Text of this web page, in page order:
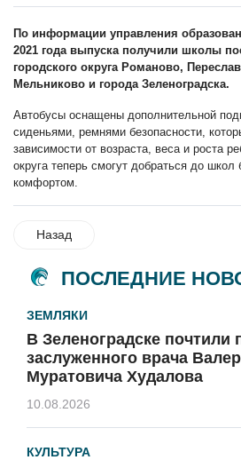
По информации управления
2021 года выпуска получили школы
городского округа Романово,
Мельниково и города Зеленоградска.
Автобусы оснащены дополнительной
сиденьями, ремнями безопасности,
зависимости от возраста, веса и роста
округа теперь смогут добраться до
комфортом.
Назад
ПОСЛЕДНИЕ
ЗЕМЛЯКИ
В Зеленоградске почтили
заслуженного врача
Муратовича Худалова
10.08.2026
КУЛЬТУРА